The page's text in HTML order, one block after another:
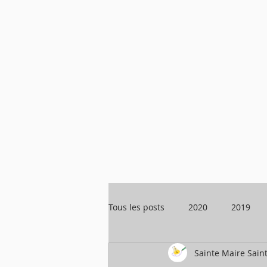
Tous les posts 2020 2019
Sainte Maire